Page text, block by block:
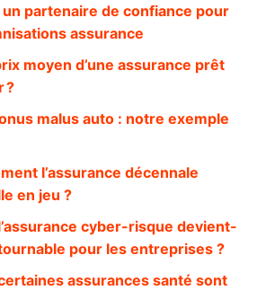
partenaire de confiance pour
assurance
moyen d’une assurance prêt
?
malus auto : notre exemple
l’assurance décennale
en jeu ?
cyber-risque devient-
pour les entreprises ?
assurances santé sont